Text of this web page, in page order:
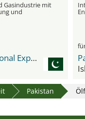
Gasindustrie mit
und
Lahore International Expo Centre
Pakistan